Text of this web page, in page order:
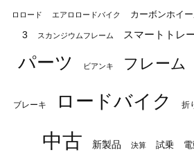
ロロード エアロロードバイク カーボンホイ
3
スカンジウムフレーム スマートトレ
パーツ ビアンキ フレーム
ブレーキ ロードバイク 折
中古
新製品 決算 試乗